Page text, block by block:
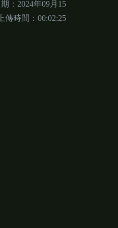
期：2024年09月15
上傳時間：00:02:25